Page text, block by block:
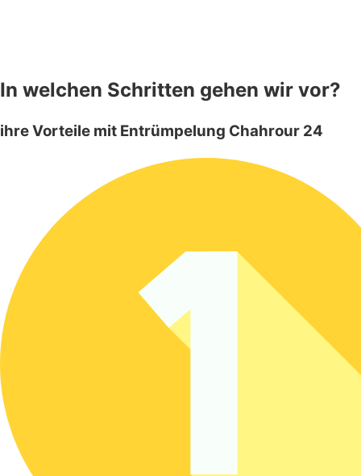
In welchen Schritten gehen wir vor?
ihre Vorteile mit Entrümpelung Chahrour 24